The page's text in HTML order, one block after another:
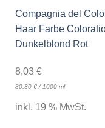
Compagnia del
Haar Farbe
Dunkelblond Rot
8,03 €
80,30 €/1000 ml
inkl. 19 % MwSt.